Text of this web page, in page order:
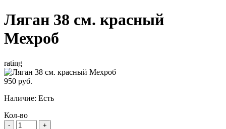
Ляган 38 см. красный
Мехроб
rating
950 руб.
Наличие: Есть
Кол-во